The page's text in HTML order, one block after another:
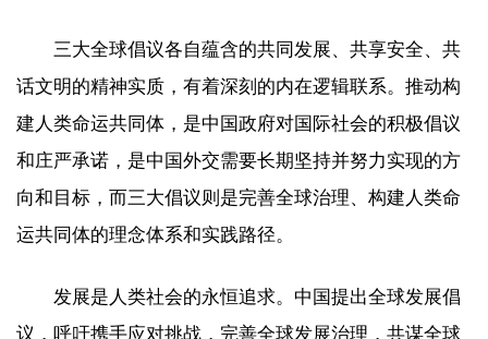
三大全球倡议各自蕴含的共同发展、共享安全、共
话文明的精神实质，有着深刻的内在逻辑联系。推动构
建人类命运共同体，是中国政府对国际社会的积极倡议
和庄严承诺，是中国外交需要长期坚持并努力实现的方
向和目标，而三大倡议则是完善全球治理、构建人类命
运共同体的理念体系和实践路径。
发展是人类社会的永恒追求。中国提出全球发展倡
议，呼吁携手应对挑战，完善全球发展治理，共谋全球